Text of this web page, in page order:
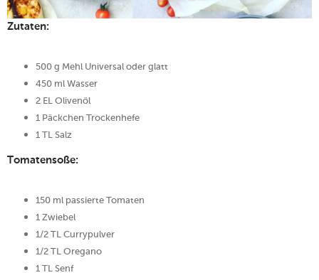
Zutaten:
500 g Mehl Universal oder glatt
450 ml Wasser
2 EL Olivenöl
1 Päckchen Trockenhefe
1 TL Salz
Tomatensoße:
150 ml passierte Tomaten
1 Zwiebel
1/2 TL Currypulver
1/2 TL Oregano
1 TL Senf